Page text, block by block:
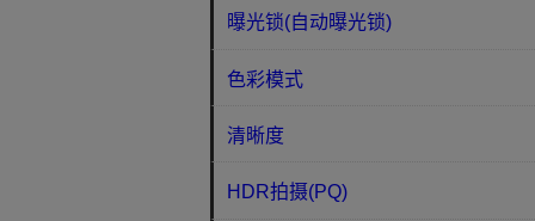
曝光锁(自动曝光锁)
色彩模式
清晰度
HDR拍摄(PQ)